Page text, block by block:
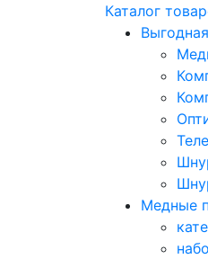
Каталог
Медные